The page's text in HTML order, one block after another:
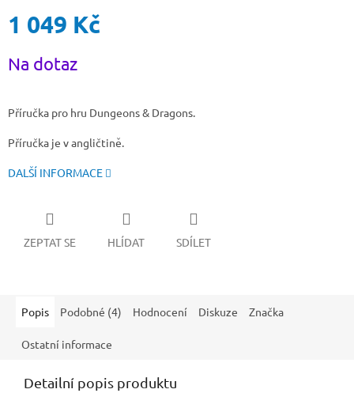
1 049 Kč
cena:
Na dotaz
Příručka pro hru Dungeons & Dragons.
Příručka je v angličtině.
DALŠÍ INFORMACE
ZEPTAT SE HLÍDAT SDÍLET
Popis Podobné (4) Hodnocení Diskuze Značka
Ostatní informace
Detailní popis produktu